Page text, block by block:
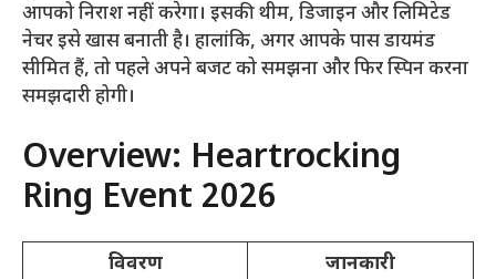
आपको निराश नहीं करेगा। इसकी थीम, डिजाइन और लिमिटेड
नेचर इसे खास बनाती है। हालांकि, अगर आपके पास डायमंड
सीमित हैं, तो पहले अपने बजट को समझना और फिर स्पिन करना
समझदारी होगी।
Overview: Heartrocking
Ring Event 2026
विवरण जानकारी